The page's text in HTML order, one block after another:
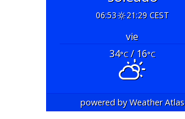
06:53 21:29 CEST
vie
34°C/ 16°C
powered byWeather Atlas